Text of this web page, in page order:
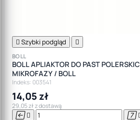
 Szybki podgląd 
BOLL
BOLL APLIAKTOR DO PAST
MIKROFAZY / BOLL
Indeks: 003541
14,05 zł
29,05 zł z dostawą
  